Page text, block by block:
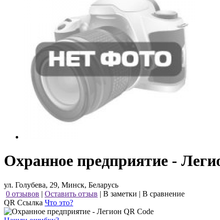
Охранное предприятие -
ул. Голубева, 29, Минск, Беларусь
0 отзывов | Оставить отзыв | В заметки | В сравнение
QR Ссылка Что это?